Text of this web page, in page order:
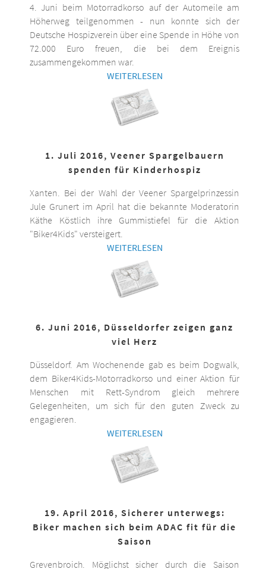
4. Juni beim Motorradkorso auf der Automeile am
Höherweg teilgenommen - nun konnte sich der
Deutsche Hospizverein über eine Spende in Höhe von
72.000 Euro freuen, die bei dem Ereignis
zusammengekommen war.
WEITERLESEN
1. Juli 2016, Veener Spargelbauern
spenden für Kinderhospiz
Xanten. Bei der Wahl der Veener Spargelprinzessin
Jule Grunert im April hat die bekannte Moderatorin
Käthe Köstlich ihre Gummistiefel für die Aktion
"Biker4Kids" versteigert.
WEITERLESEN
6. Juni 2016, Düsseldorfer zeigen ganz
viel Herz
Düsseldorf. Am Wochenende gab es beim Dogwalk,
dem Biker4Kids-Motorradkorso und einer Aktion für
Menschen mit Rett-Syndrom gleich mehrere
Gelegenheiten, um sich für den guten Zweck zu
engagieren.
WEITERLESEN
19. April 2016, Sicherer unterwegs:
Biker machen sich beim ADAC fit für die
Saison
Grevenbroich. Möglichst sicher durch die Saison